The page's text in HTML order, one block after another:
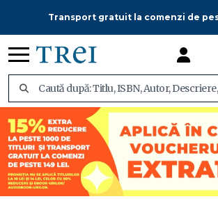
Transport gratuit la comenzi de